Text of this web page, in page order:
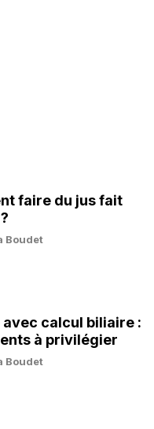
faire du jus fait
Boudet
avec calcul biliaire :
à privilégier
Boudet